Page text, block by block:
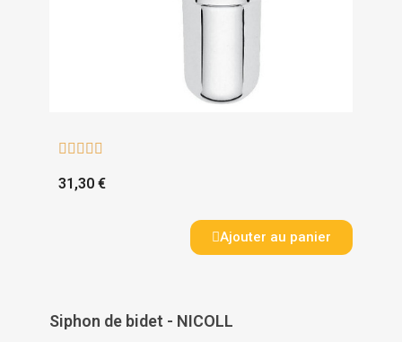
    
31,30 €
Ajouter au panier
Siphon de bidet - NICOLL